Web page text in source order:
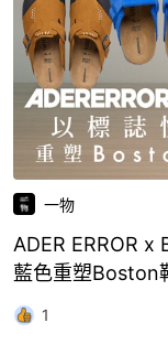
一物
ADER ERROR x
藍色重塑Boston
1